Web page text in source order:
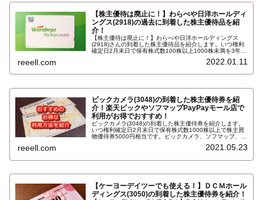
【株主優待は廃止に！】わらべや日洋ホールディ
ングス(2918)の過去に到着した株主優待品を紹
介！
【株主優待は廃止に！】わらべや日洋ホールディングス
(2918)さんの到着した株主優待品を紹介します。いつ権利
確定日2月末日で保有株式数100株以上1000株未満を3年未
reeell.com 2022.01.11
ビックカメラ(3048)の到着した株主優待券を紹
介！楽天ビックやソフマップPayPayモール店で
利用がお得でおすすめ！
ビックカメラ(3048)の到着した株主優待券を紹介します。
いつ権利確定日2月末日で保有株式数1000株以上で株主買
物優待券5000円相当です。ビックカメラ、ソフマップ、コ
ール店、ソフマップデジタルコレクション楽天市場店でも
reeell.com 2021.05.23
【ケーヨーデイツーでも使える！】ＤＣＭホール
ディングス(3050)の到着した株主優待券を紹介！